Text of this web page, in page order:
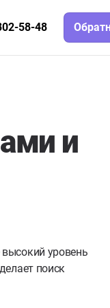
58-48
и
уровень
поиск